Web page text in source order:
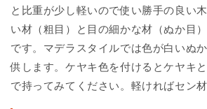
と比重が少し軽いので使い勝手の良い
い材（粗目）と目の細かな材（ぬか目
です。マデラスタイルでは色が白いぬ
供します。ケヤキ色を付けるとケヤキ
で持ってみてください。軽ければセン材